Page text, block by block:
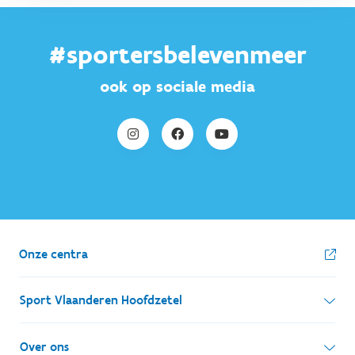
#sportersbelevenmeer
ook op sociale media
Onze centra
Sport Vlaanderen Hoofdzetel
Simon Bolivarlaan 17
Over ons